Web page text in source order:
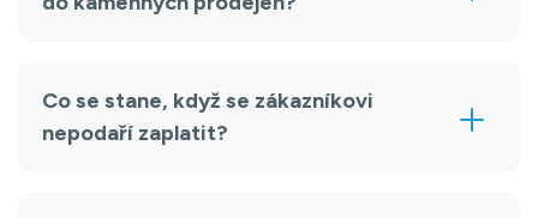
Co se stane, když se zákazníkovi
nepodaří zaplatit?